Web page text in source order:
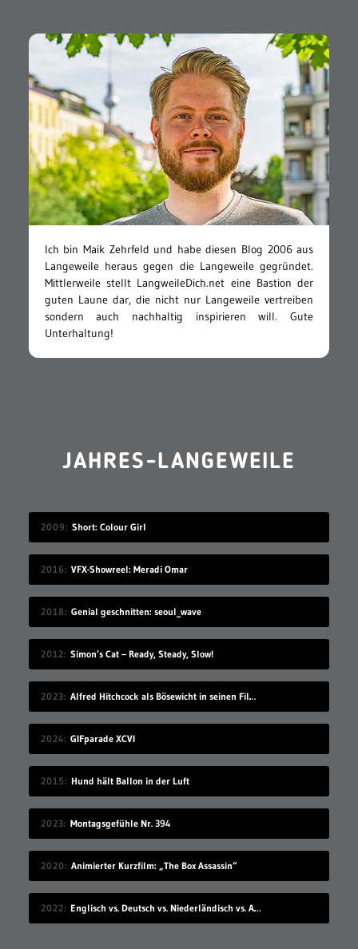
Ich bin Maik Zehrfeld und habe diesen Blog 2006 aus
Langeweile heraus gegen die Langeweile gegründet.
Mittlerweile stellt LangweileDich.net eine Bastion der
guten Laune dar, die nicht nur Langeweile vertreiben
sondern auch nachhaltig inspirieren will. Gute
Unterhaltung!
JAHRES-LANGEWEILE
2009 Short: Colour Girl
2016 VFX-Showreel: Meradi Omar
2018 Genial geschnitten: seoul_wave
2012 Simon’s Cat – Ready, Steady, Slow!
2023 Alfred Hitchcock als Bösewicht in seinen Filmen
2024 GIFparade XCVI
2015 Hund hält Ballon in der Luft
2023 Montagsgefühle Nr. 394
2020 Animierter Kurzfilm: „The Box Assassin“
2022 Englisch vs. Deutsch vs. Niederländisch vs. Afrikaans